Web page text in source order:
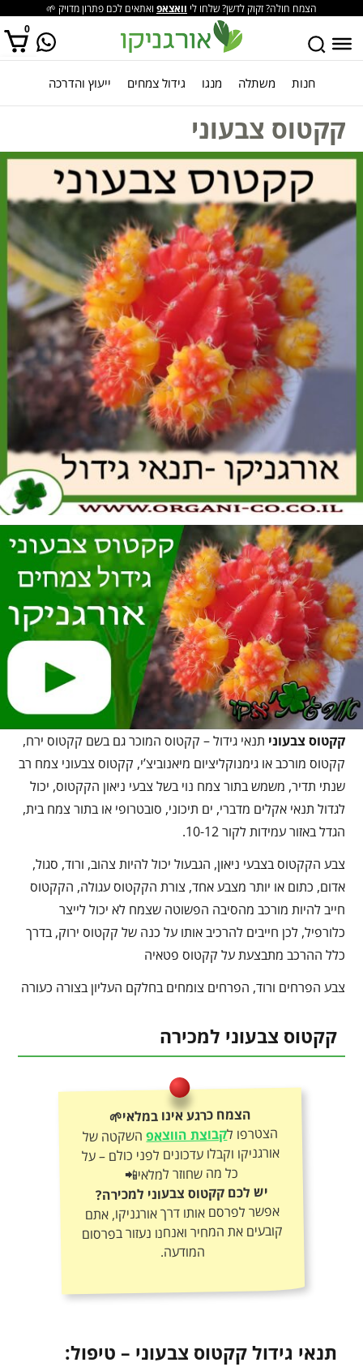
הצמח חולה? זקוק לדשן? שלחו לי וואצאפ ואתאים לכם פתרון מדויק 🌱
0
אין מוצרים בסל הקניות. חנות משתלה מנגו גידול צמחים ייעוץ והדרכה
קקטוס צבעוני
קקטוס צבעוני תנאי גידול – קקטוס המוכר גם בשם קקטוס ירח,
קקטוס מורכב או גימנוקליציום מיאנוביצ’י, קקטוס צבעוני צמח רב
שנתי תדיר, משמש בתור צמח נוי בשל צבעי ניאון הקקטוס, יכול
לגדול תנאי אקלים מדברי, ים תיכוני, סובטרופי או בתור צמח בית,
הגדל באזור עמידות לקור 10-12.
צבע הקקטוס בצבעי ניאון, הגבעול יכול להיות צהוב, ורוד, סגול,
אדום, כתום או יותר מצבע אחד, צורת הקקטוס עגולה, הקקטוס
חייב להיות מורכב מהסיבה הפשוטה שצמח לא יכול לייצר
כלורפיל, לכן חייבים להרכיב אותו על כנה של קקטוס ירוק, בדרך
כלל ההרכב מתבצעת על קקטוס פטאיה
צבע הפרחים ורוד, הפרחים צומחים בחלקם העליון בצורה כעורה
קקטוס צבעוני למכירה
הצמח כרגע אינו במלאי🌱
הצטרפו לקבוצת הווצאפהשקטה של
אורגניקו וקבלו עדכונים לפני כולם – על
כל מה שחוזר למלאי📲
יש לכם קקטוס צבעוני למכירה?
אפשר לפרסם אותו דרך אורגניקו, אתם
קובעים את המחיר ואנחנו נעזור בפרסום
המודעה.
תנאי גידול קקטוס צבעוני – טיפול: